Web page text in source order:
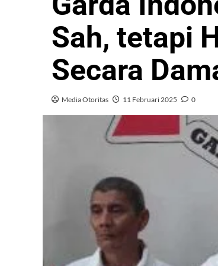
Sah, tetapi
Secara
Media Otoritas 11 Februari 2025 0